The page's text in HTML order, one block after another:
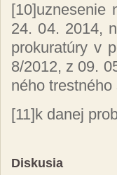
[10]uz­ne­se­nie
24. 04. 2014,
pro­ku­ra­tú­ry v
8/2012, z 09.
né­ho tres­tné­ho
[11]k da­nej
Diskusia